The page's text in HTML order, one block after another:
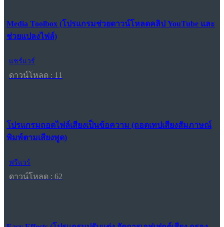
Media Toolbox (โปรแกรมช่วยดาวน์โหลดคลิป YouTube และ
ช่วยแปลงไฟล์)
แชร์แวร์
ดาวน์โหลด : 11
โปรแกรมถอดไฟล์เสียงเป็นข้อความ (ถอดเทปเสียงสัมภาษณ์
พิมพ์ตามเสียงพูด)
ฟรีแวร์
ดาวน์โหลด : 62